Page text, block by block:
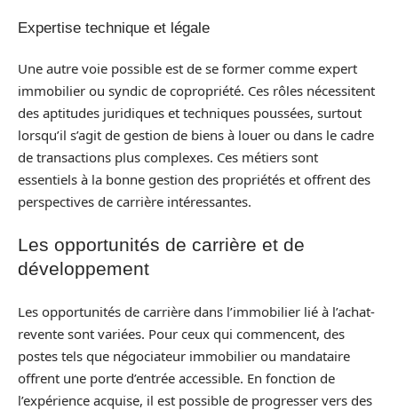
Expertise technique et légale
Une autre voie possible est de se former comme expert
immobilier ou syndic de copropriété. Ces rôles nécessitent
des aptitudes juridiques et techniques poussées, surtout
lorsqu’il s’agit de gestion de biens à louer ou dans le cadre
de transactions plus complexes. Ces métiers sont
essentiels à la bonne gestion des propriétés et offrent des
perspectives de carrière intéressantes.
Les opportunités de carrière et de
développement
Les opportunités de carrière dans l’immobilier lié à l’achat-
revente sont variées. Pour ceux qui commencent, des
postes tels que négociateur immobilier ou mandataire
offrent une porte d’entrée accessible. En fonction de
l’expérience acquise, il est possible de progresser vers des